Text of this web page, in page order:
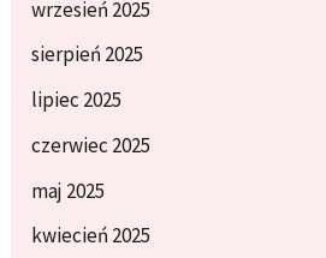
wrzesień 2025
sierpień 2025
lipiec 2025
czerwiec 2025
maj 2025
kwiecień 2025